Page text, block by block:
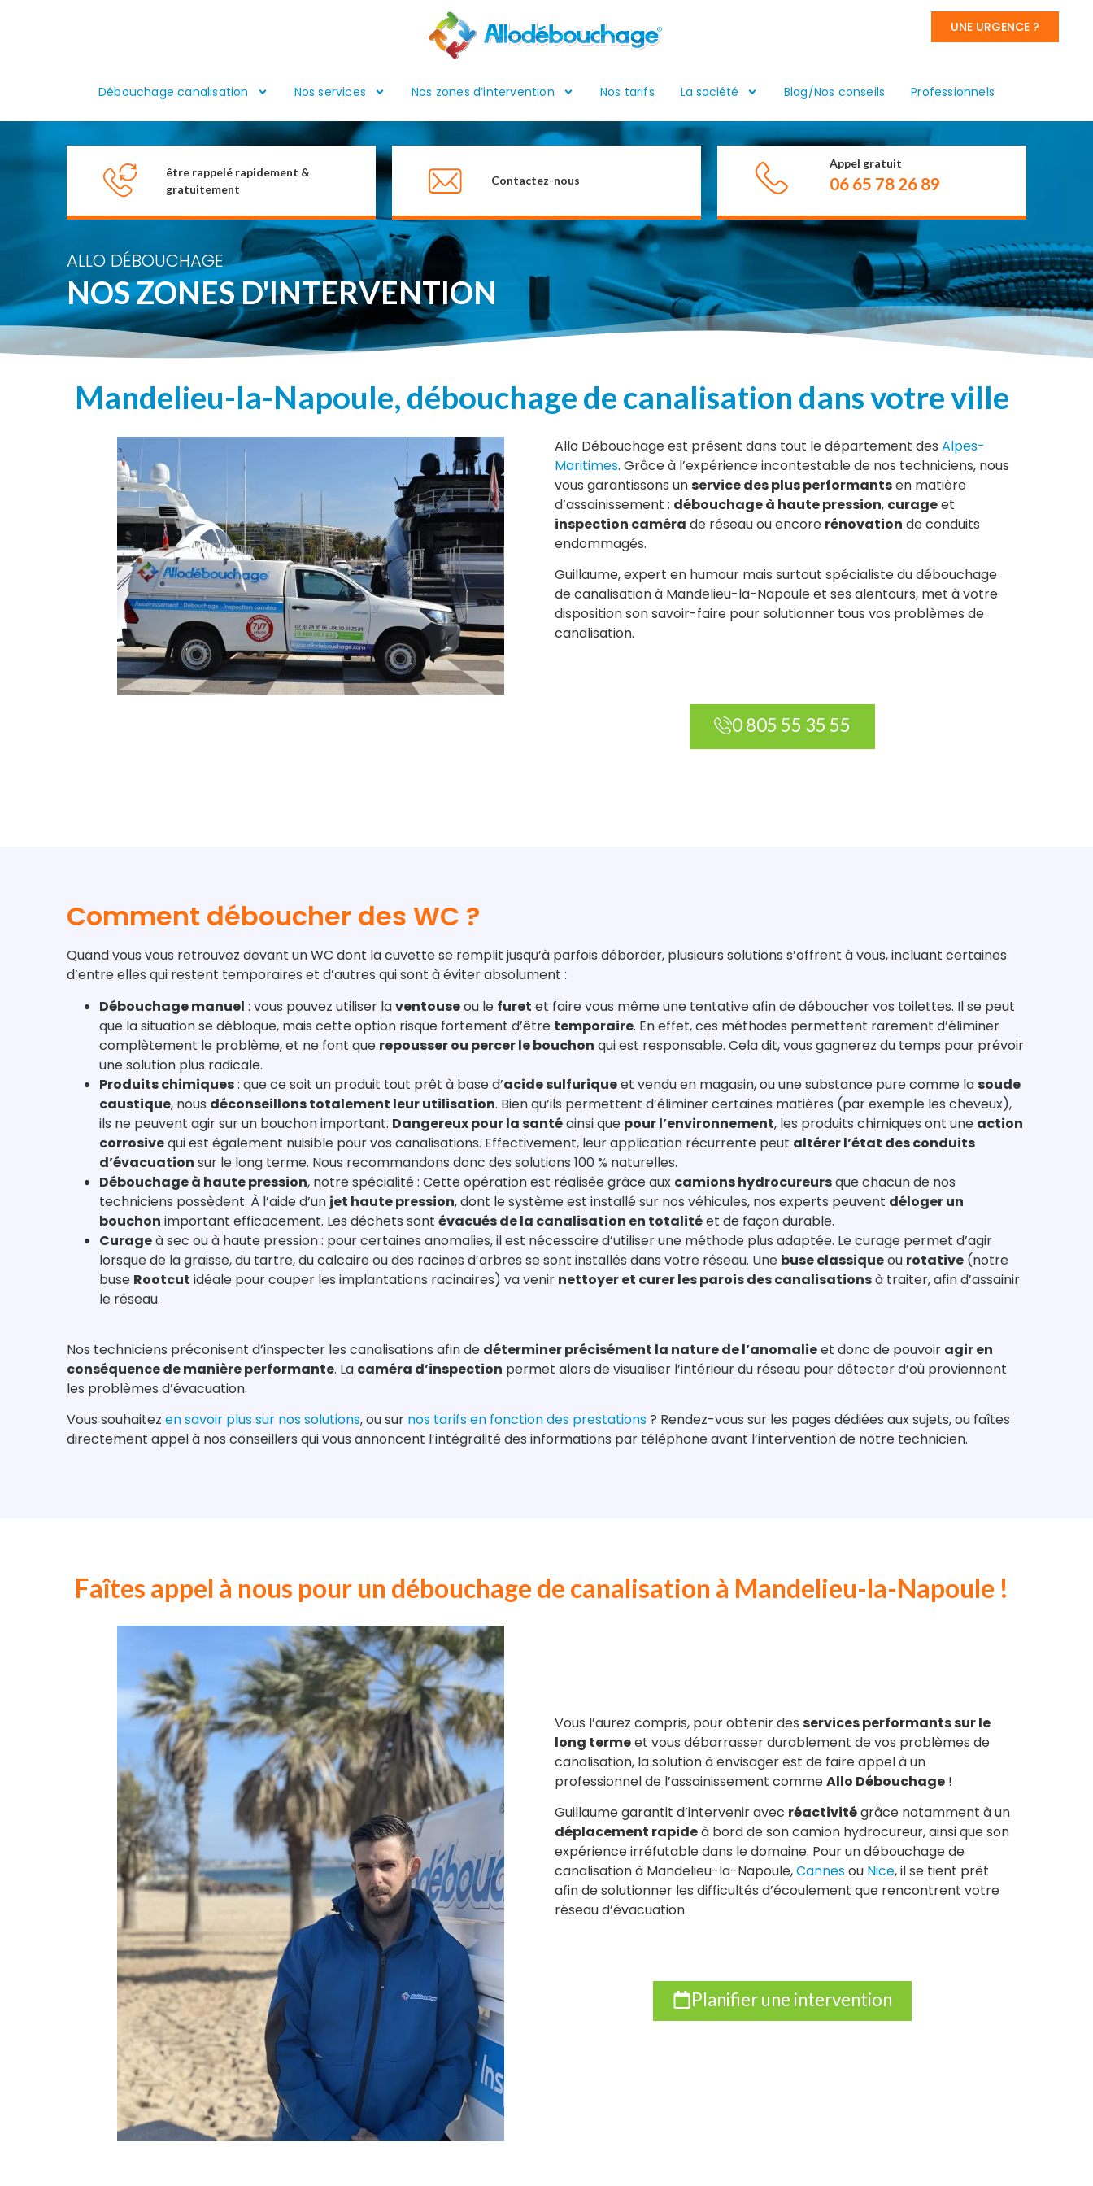
UNE URGENCE ?
Débouchage canalisation Nos services Nos zones d’intervention Nos tarifs La société Blog/Nos conseils Professionnels
être rappelé rapidement &
gratuitement
Contactez-nous
Appel gratuit
06 65 78 26 89
ALLO DÉBOUCHAGE
NOS ZONES D'INTERVENTION
Mandelieu-la-Napoule, débouchage de canalisation dans votre ville
Allo Débouchage est présent dans tout le département des Alpes-
Maritimes. Grâce à l’expérience incontestable de nos techniciens, nous
vous garantissons unservice des plus performantsen matière
d’assainissement : débouchage à haute pression, curageet
inspection caméra de réseau ou encore rénovation de conduits
endommagés.
Guillaume, expert en humour mais surtout spécialiste du débouchage
de canalisation à Mandelieu-la-Napoule et ses alentours, met à votre
disposition son savoir-faire pour solutionner tous vos problèmes de
canalisation.
0 805 55 35 55
Comment déboucher des WC ?
Quand vous vous retrouvez devant un WC dont la cuvette se remplit jusqu’à parfois déborder, plusieurs solutions s’offrent à vous, incluant certaines
d’entre elles qui restent temporaires et d’autres qui sont à éviter absolument :
Débouchage manuel : vous pouvez utiliser laventouseou le furet et faire vous même une tentative afin de déboucher vos toilettes. Il se peut
que la situation se débloque, mais cette option risque fortement d’être temporaire. En effet, ces méthodes permettent rarement d’éliminer
complètement le problème, et ne font que repousser ou percer le bouchon qui est responsable. Cela dit, vous gagnerez du temps pour prévoir
une solution plus radicale.
Produits chimiques: que ce soit un produit tout prêt à base d’acide sulfuriqueet vendu en magasin, ou une substance pure comme lasoude
caustique, nous déconseillons totalement leur utilisation. Bien qu’ils permettent d’éliminer certaines matières (par exemple les cheveux),
ils ne peuvent agir sur un bouchon important. Dangereux pour la santéainsi que pour l’environnement, les produits chimiques ont une action
corrosivequi est également nuisible pour vos canalisations. Effectivement, leur application récurrente peut altérer l’état des conduits
d’évacuation sur le long terme. Nous recommandons donc des solutions 100 % naturelles.
Débouchage à haute pression, notre spécialité : Cette opération est réalisée grâce aux camions hydrocureursque chacun de nos
techniciens possèdent. À l’aide d’un jet haute pression, dont le système est installé sur nos véhicules, nos experts peuvent déloger un
bouchon important efficacement. Les déchets sont évacués de la canalisation en totalitéet de façon durable.
Curageà sec ou à haute pression : pour certaines anomalies, il est nécessaire d’utiliser une méthode plus adaptée. Le curage permet d’agir
lorsque de la graisse, du tartre, du calcaire ou des racines d’arbres se sont installés dans votre réseau. Une buse classiqueou rotative (notre
buse Rootcut idéale pour couper les implantations racinaires) va venir nettoyer et curer les parois des canalisationsà traiter, afin d’assainir
le réseau.
Nos techniciens préconisent d’inspecter les canalisations afin de déterminer précisément la nature de l’anomalieet donc de pouvoir agir en
conséquence de manière performante. La caméra d’inspection permet alors de visualiser l’intérieur du réseau pour détecter d’où proviennent
les problèmes d’évacuation.
Vous souhaitez en savoir plus sur nos solutions, ou sur nos tarifs en fonction des prestations? Rendez-vous sur les pages dédiées aux sujets, ou faîtes
directement appel à nos conseillers qui vous annoncent l’intégralité des informations par téléphone avant l’intervention de notre technicien.
Faîtes appel à nous pour un débouchage de canalisation à Mandelieu-la-Napoule !
Vous l’aurez compris, pour obtenir des services performants sur le
long termeet vous débarrasser durablement de vos problèmes de
canalisation, la solution à envisager est de faire appel à un
professionnel de l’assainissement commeAllo Débouchage !
Guillaume garantit d’intervenir avec réactivitégrâce notamment à un
déplacement rapideà bord de son camion hydrocureur, ainsi que son
expérience irréfutable dans le domaine. Pour un débouchage de
canalisation à Mandelieu-la-Napoule,Cannesou Nice, il se tient prêt
afin de solutionner les difficultés d’écoulement que rencontrent votre
réseau d’évacuation.
Planifier une intervention